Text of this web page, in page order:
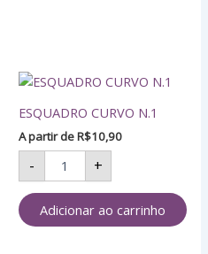
ESQUADRO CURVO N.1
A partir deR$10,90
-
ESQUADRO
N.1
quantidade
+
Adicionar ao carrinho